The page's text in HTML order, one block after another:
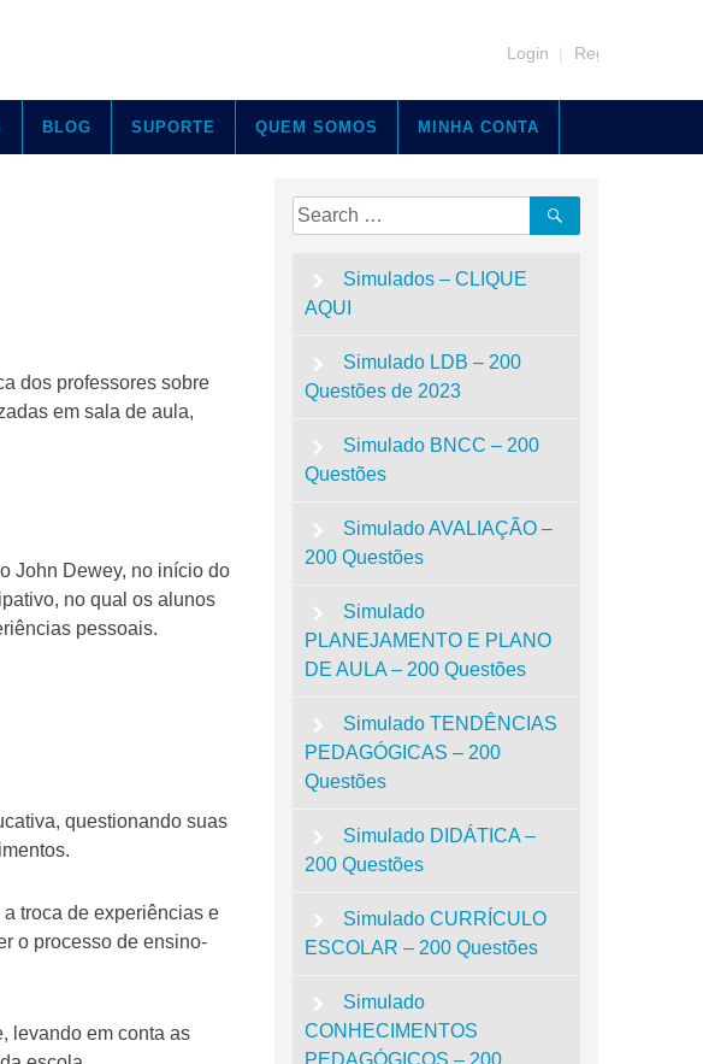
Login | Register
BLOG SUPORTE QUEM SOMOS MINHA CONTA
dos professores sobre
em sala de aula,
John Dewey, no início do
no qual os alunos
pessoais.
questionando suas
troca de experiências e
o processo de ensino-
levando em conta as
Search
for:
Simulados – CLIQUE
AQUI
Simulado LDB – 200
Questões de 2023
Simulado BNCC – 200
Questões
Simulado AVALIAÇÃO –
200 Questões
Simulado
PLANEJAMENTO E PLANO
DE AULA – 200 Questões
Simulado TENDÊNCIAS
PEDAGÓGICAS – 200
Questões
Simulado DIDÁTICA –
200 Questões
Simulado CURRÍCULO
ESCOLAR – 200 Questões
Simulado
CONHECIMENTOS
PEDAGÓGICOS – 200